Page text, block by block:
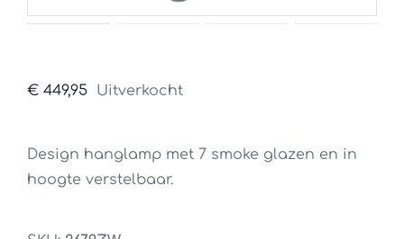
€ 449,95 Uitverkocht
Design hanglamp met 7 smoke glazen en in
hoogte verstelbaar.